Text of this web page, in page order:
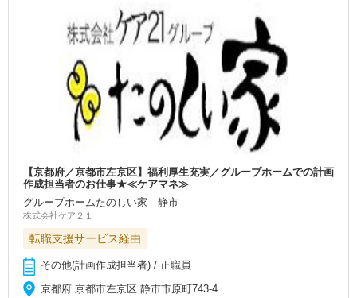
【京都府／京都市左京区】福利厚生充実／グループホームでの計画
作成担当者のお仕事★≪ケアマネ≫
グループホームたのしい家 静市
株式会社ケア２１
転職支援サービス経由
その他(計画作成担当者) / 正職員
京都府 京都市左京区 静市市原町743-4